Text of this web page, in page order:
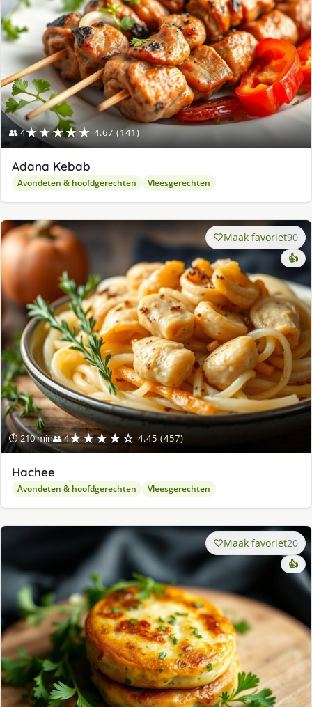
👥 4★★★★★ 4.67 (141)
Adana Kebab
Avondeten & hoofdgerechten Vleesgerechten
⏱ 210 min👥 4★★★★☆ 4.45 (457)
Maak favoriet90
👍
Hachee
Avondeten & hoofdgerechten Vleesgerechten
Maak favoriet20
👍